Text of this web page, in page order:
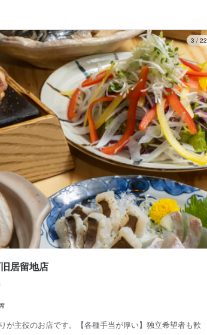
3 / 22
居留地店
が主役のお店です。【各種手当が厚い】独立希望者も歓
/
居留地店
/
居留地店
スタッフ
フ
/
居留地店
/
舗 元町旧居留地店
スタッフ
フ
舗 元町旧居留地店
スタッフ
フ